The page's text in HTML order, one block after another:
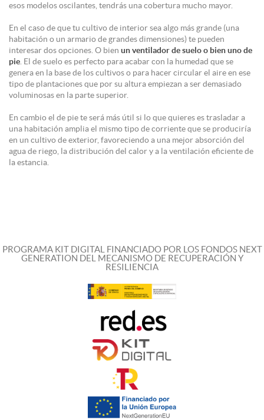
esos modelos oscilantes, tendrás una cobertura mucho mayor.
En el caso de que tu cultivo de interior sea algo más grande (una
habitación o un armario de grandes dimensiones) te pueden
interesar dos opciones. O bien un ventilador de suelo o bien uno de
pie. El de suelo es perfecto para acabar con la humedad que se
genera en la base de los cultivos o para hacer circular el aire en ese
tipo de plantaciones que por su altura empiezan a ser demasiado
voluminosas en la parte superior.
En cambio el de pie te será más útil si lo que quieres es trasladar a
una habitación amplia el mismo tipo de corriente que se produciría
en un cultivo de exterior, favoreciendo a una mejor absorción del
agua de riego, la distribución del calor y a la ventilación eficiente de
la estancia.
PROGRAMA KIT DIGITAL FINANCIADO POR LOS FONDOS NEXT
GENERATION DEL MECANISMO DE RECUPERACIÓN Y
RESILIENCIA